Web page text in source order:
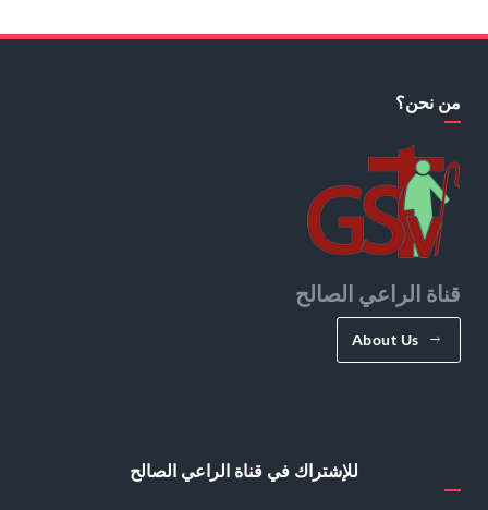
من نحن؟
قناة الراعي الصالح
About Us
للإشتراك في قناة الراعي الصالح